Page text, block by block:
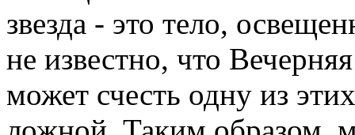
звезда - это тело,
не известно, что
может счесть одну из